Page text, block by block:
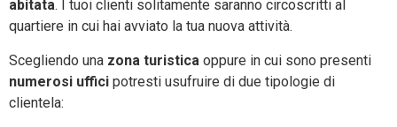
abitata. I tuoi clienti solitamente saranno circoscritti al
quartiere in cui hai avviato la tua nuova attività.
Scegliendo una zona turistica oppure in cui sono presenti
numerosi uffici potresti usufruire di due tipologie di
clientela: